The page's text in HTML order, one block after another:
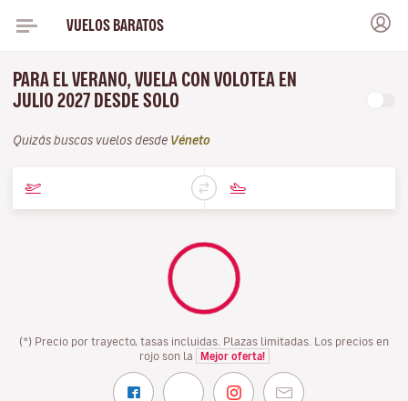
VUELOS BARATOS
PARA EL VERANO, VUELA CON VOLOTEA EN
JULIO 2027 DESDE SOLO
Quizás buscas vuelos desde Véneto
(*) Precio por trayecto, tasas incluidas. Plazas limitadas. Los precios en
rojo son la
Mejor oferta!